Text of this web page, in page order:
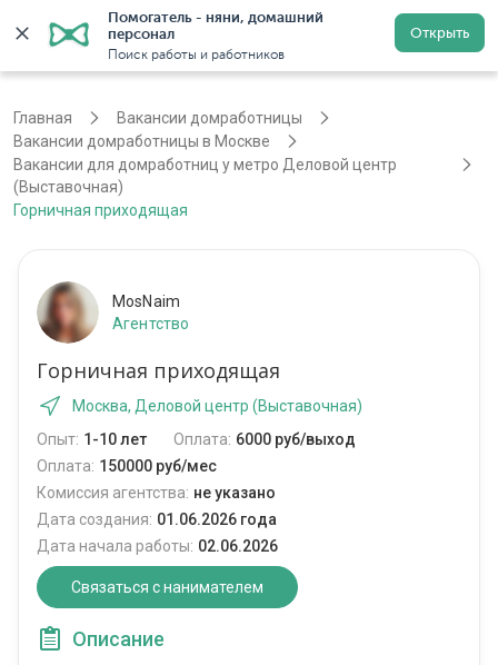
Помогатель - няни, домашний
персонал
Поиск работы и работников
Открыть
Регистрация
Главная
Вакансии домработницы
Вакансии домработницы в Москве
Вакансии для домработниц у метро Деловой центр
(Выставочная)
Горничная приходящая
MosNaim
Агентство
Горничная приходящая
Москва, Деловой центр (Выставочная)
Опыт: 1-10 лет Оплата: 6000 руб/выход
Оплата: 150000 руб/мес
Комиссия агентства: не указано
Дата создания: 01.06.2026 года
Дата начала работы: 02.06.2026
Связаться с нанимателем
Описание